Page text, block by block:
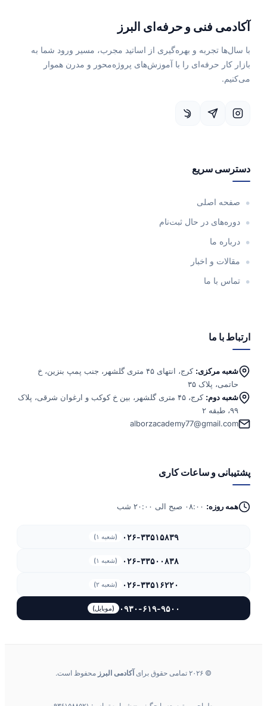
آکادمی فنی و حرفه‌ای البرز
با سال‌ها تجربه و بهره‌گیری از اساتید مجرب، مسیر ورود شما به
بازار کار حرفه‌ای را با آموزش‌های پروژه‌محور و مدرن هموار
می‌کنیم.
دسترسی سریع
صفحه اصلی
دوره‌های در حال ثبت‌نام
درباره ما
مقالات و اخبار
تماس با ما
ارتباط با ما
شعبه مرکزی:
کرج، انتهای ۴۵ متری گلشهر، جنب پمپ بنزین، خ
حاتمی، پلاک ۳۵
شعبه دوم:
کرج، ۴۵ متری گلشهر، بین خ کوکب و ارغوان شرقی، پلاک
۹۹، طبقه ۲
alborzacademy77@gmail.com
پشتیبانی و ساعات کاری
همه روزه:
۰۲۶-۳۳۵۱۵۸۳۹ (شعبه ۱)
۰۲۶-۳۳۵۰۰۸۳۸ (شعبه ۱)
۰۲۶-۳۳۵۱۶۲۲۰ (شعبه ۲)
۰۹۳۰-۶۱۹-۹۵۰۰ (موبایل)
© ۲۰۲۶ تمامی حقوق برای آکادمی البرز محفوظ است.